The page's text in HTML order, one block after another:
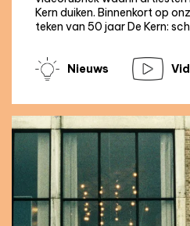
Kern duiken. Binnenkort op
teken van 50 jaar De Kern:
Nieuws